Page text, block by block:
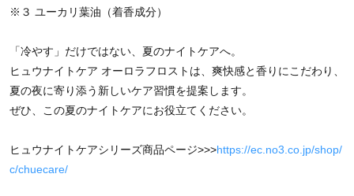
※３ ユーカリ葉油（着香成分）
「冷やす」だけではない、夏のナイトケアへ。
ヒュウナイトケア オーロラフロストは、爽快感と香りにこだわり、
夏の夜に寄り添う新しいケア習慣を提案します。
ぜひ、この夏のナイトケアにお役立てください。
ヒュウナイトケアシリーズ商品ページ>>>https://ec.no3.co.jp/shop/
c/chuecare/